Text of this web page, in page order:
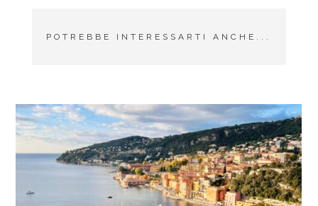
POTREBBE INTERESSARTI ANCHE...